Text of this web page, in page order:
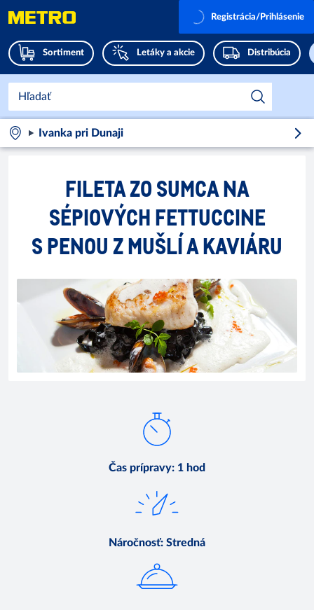
Sortiment Letáky a akcie Distribúcia
Registrácia/Prihlásenie
Ivanka pri Dunaji
FILETA ZO SUMCA NA
SÉPIOVÝCH FETTUCCINE
S PENOU Z MUŠLÍ A KAVIÁRU
Čas prípravy: 1 hod
Náročnosť: Stredná